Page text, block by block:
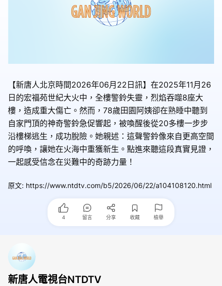
【新唐人北京時間2026年06月22日訊】在2025年11月26
日的宏福苑世紀大火中，全樓警鈴失靈，烈焰吞噬8座大
樓，造成重大傷亡。然而，78歲田園阿姨卻在熟睡中聽到
自家門頂的神奇警鈴急促響起，被喚醒後從20多樓一步步
沿樓梯逃生，成功脫險。她親述：這聲警鈴像來自更高空間
的呼喚，讓她在火海中重獲新生。點進來聽這段真實見證，
一起感受信念在災難中的奇跡力量！
原文: https://www.ntdtv.com/b5/2026/06/22/a104108120.html
4 留言 分享 收藏 檢舉
新唐人電視台NTDTV